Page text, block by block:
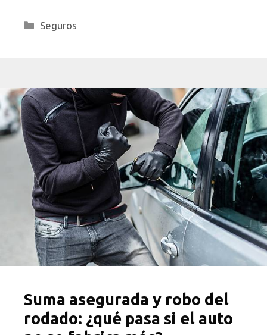
Categorías
Seguros
Suma asegurada y robo del
rodado: ¿qué pasa si el auto